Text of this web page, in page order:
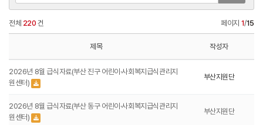
전체 220 건 페이지 1/15
제목 작성자
2026년 8월 급식자료(부산 진구 어린이·사회복지급식관리지
원센터)
부산지원단
2026년 8월 급식자료(부산 동구 어린이·사회복지급식관리지
원센터)
부산지원단